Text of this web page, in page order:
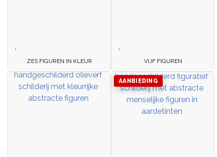
ZES FIGUREN IN KLEUR VIJF FIGUREN
AANBIEDING